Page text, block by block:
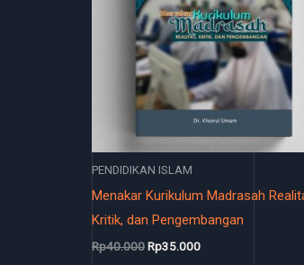
PENDIDIKAN ISLAM
Menakar Kurikulum Madrasah
Kritik, dan Pengembangan
Rp40.000Rp35.000